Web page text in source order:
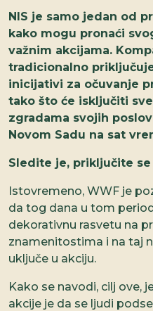
NIS je samo jedan od
kako mogu pronaći
važnim akcijama.
tradicionalno
inicijativi za očuvanje
tako što će isključiti
zgradama svojih
Novom Sadu na sat
Sledite je, priključite se
Istovremeno, WWF je
da tog dana u tom
dekorativnu rasvetu na
znamenitostima i na taj
uključe u akciju.
Kako se navodi, cilj ove,
akcije je da se ljudi